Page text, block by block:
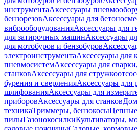
инструментаАксессуары
бензорезовАксессуары для
виброоборудованияАксессуары для
для затирочных машинАксессуары
для мотобуров и бензобуров
электроинструментаАксессуары для
пневмосистемАксессуары для
станковАксессуары для
бурения и сверленияАксессуары для
шлифованияАксессуары для
приборовАксессуары для станков
техникаТриммеры, бензокосыЦепные
пилыГазонокосилкиКультиваторы,